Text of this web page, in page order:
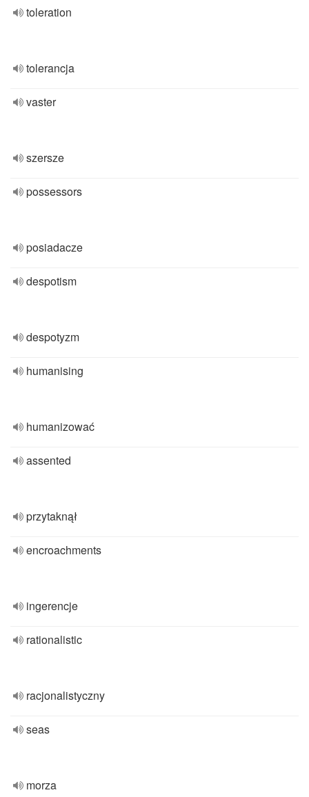
toleration
tolerancja
vaster
szersze
possessors
posiadacze
despotism
despotyzm
humanising
humanizować
assented
przytaknął
encroachments
ingerencje
rationalistic
racjonalistyczny
seas
morza